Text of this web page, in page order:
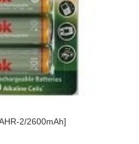
2/2600mAh]